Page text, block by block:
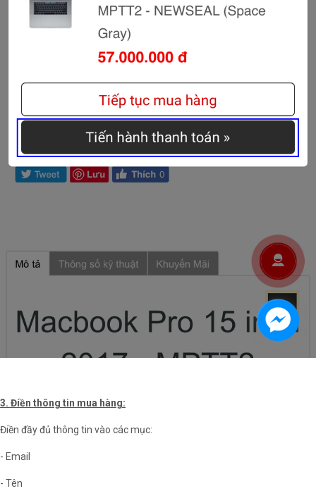
3. Điền thông tin mua hàng:
Điền đầy đủ thông tin vào các mục:
- Email
- Tên